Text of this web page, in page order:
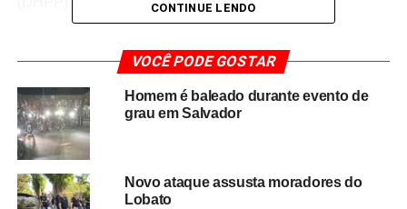
CONTINUE LENDO
VOCÊ PODE GOSTAR
Homem é baleado durante evento de
grau em Salvador
Novo ataque assusta moradores do
Lobato